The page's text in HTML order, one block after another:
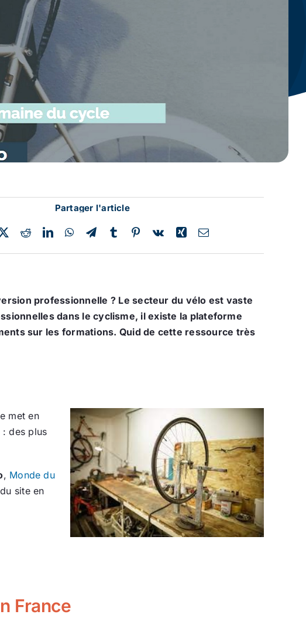
Partager l'article
professionnelle ? Le secteur du vélo est vaste
dans le cyclisme, il existe la plateforme
sur les formations. Quid de cette ressource très
met en
: des plus
, Monde du
site en
France